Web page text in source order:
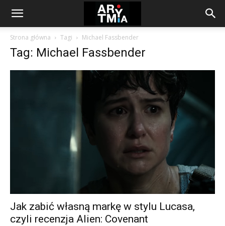
arytmia.eu
Strona główna Tagi Michael Fassbender
Tag: Michael Fassbender
Jak zabić własną markę w stylu Lucasa,
czyli recenzja Alien: Covenant